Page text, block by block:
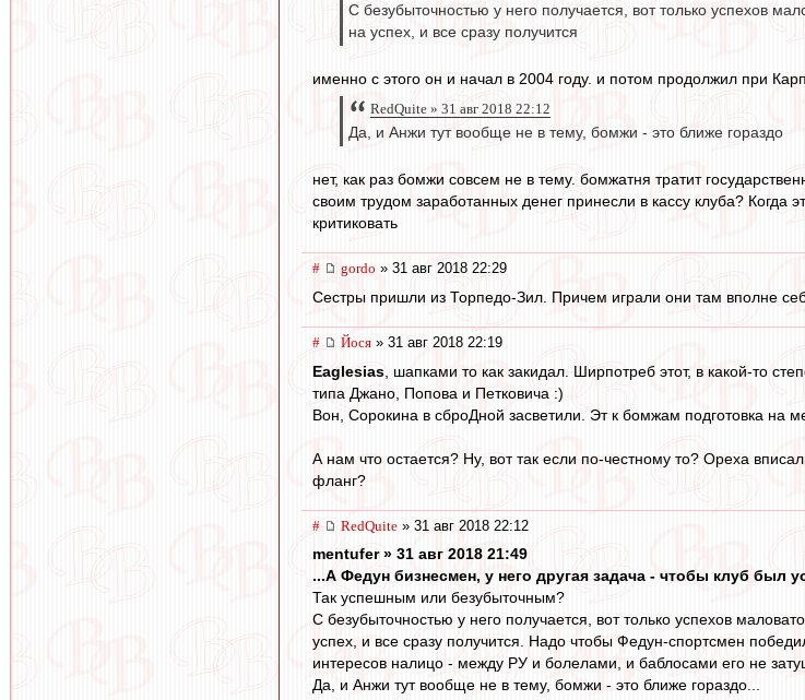
С безубыточностью у него получается, вот только успехов
на успех, и все сразу получится
именно с этого он и начал в 2004 году. и потом продолжил при
RedQuite » 31 авг 2018 22:12
Да, и Анжи тут вообще не в тему, бомжи - это ближе гораздо
нет, как раз бомжи совсем не в тему. бомжатня тратит
своим трудом заработанных денег принесли в кассу клуба? Когда
критиковать
# gordo » 31 авг 2018 22:29
Сестры пришли из Торпедо-Зил. Причем играли они там вполне
# Йося » 31 авг 2018 22:19
Eaglesias , шапками то как закидал. Ширпотреб этот, в какой-то
типа Джано, Попова и Петковича :)
Вон, Сорокина в сброДной засветили. Эт к бомжам подготовка на
А нам что остается? Ну, вот так если по-честному то? Ореха
фланг?
# RedQuite » 31 авг 2018 22:12
mentufer » 31 авг 2018 21:49
...А Федун бизнесмен, у него другая задача - чтобы клуб был
Так успешным или безубыточным?
С безубыточностью у него получается, вот только успехов
успех, и все сразу получится. Надо чтобы Федун-спортсмен
интересов налицо - между РУ и болелами, и баблосами его не
Да, и Анжи тут вообще не в тему, бомжи - это ближе гораздо...